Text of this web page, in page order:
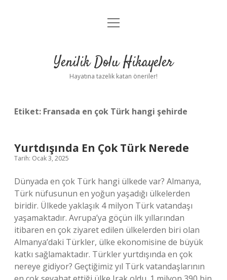
Anasayfa
Yasal Uyarı
menüyü
Yenilik Dolu Hikayeler
Hayatına tazelik katan öneriler!
Etiket: Fransada en çok Türk hangi şehirde
Yurtdışında En Çok Türk Nerede
Tarih: Ocak 3, 2025
Dünyada en çok Türk hangi ülkede var? Almanya,
Türk nüfusunun en yoğun yaşadığı ülkelerden
biridir. Ülkede yaklaşık 4 milyon Türk vatandaşı
yaşamaktadır. Avrupa’ya göçün ilk yıllarından
itibaren en çok ziyaret edilen ülkelerden biri olan
Almanya’daki Türkler, ülke ekonomisine de büyük
katkı sağlamaktadır. Türkler yurtdışında en çok
nereye gidiyor? Geçtiğimiz yıl Türk vatandaşlarının